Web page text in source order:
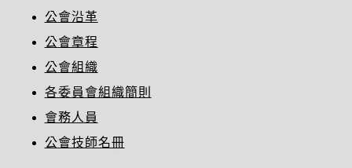
公會沿革
公會章程
公會組織
各委員會組織簡則
會務人員
公會技師名冊